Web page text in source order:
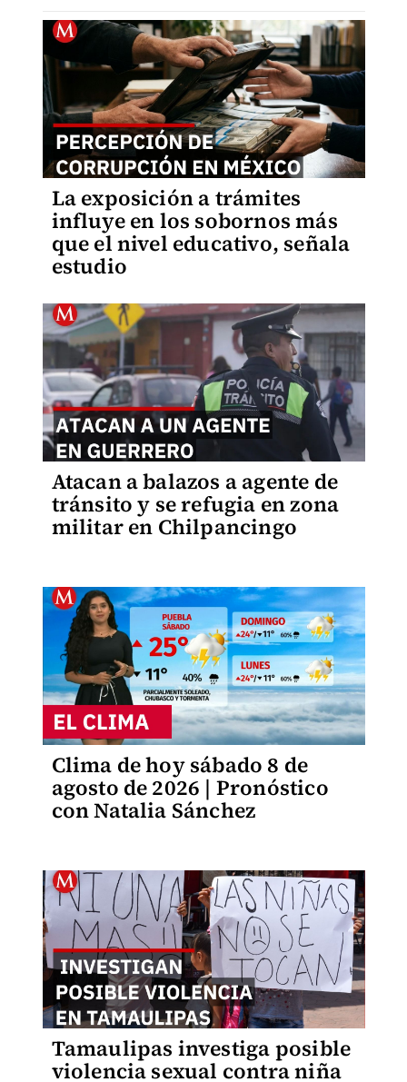
La exposición a trámites
influye en los sobornos más
que el nivel educativo, señala
estudio
Atacan a balazos a agente de
tránsito y se refugia en zona
militar en Chilpancingo
Clima de hoy sábado 8 de
agosto de 2026 | Pronóstico
con Natalia Sánchez
Tamaulipas investiga posible
violencia sexual contra niña